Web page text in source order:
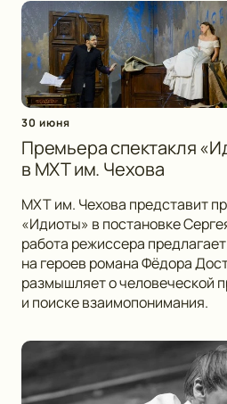
30 июня
Премьера спектакля
в МХТ им. Чехова
МХТ им. Чехова представит
«Идиоты» в постановке
работа режиссера
на героев романа Фёдора
размышляет о человеческой
и поиске взаимопонимания.